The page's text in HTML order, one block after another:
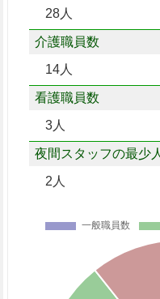
28人
介護職員数
14人
看護職員数
3人
夜間スタッフの最少
2人